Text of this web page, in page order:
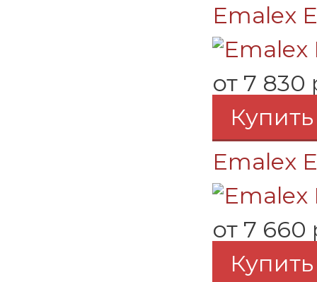
Emalex
от 7 830
Купить
Emalex
от 7 660
Купить